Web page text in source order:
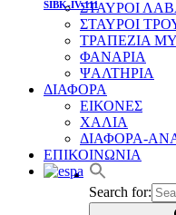
ΣΤΑΥΡΟΙ
ΣΤΑΥΡΟΙ
ΤΡΑΠΕΖΙΑ
ΦΑΝΑΡΙΑ
ΨΑΛΤΗΡΙΑ
ΔΙΑΦΟΡΑ
ΕΙΚΟΝΕΣ
ΧΑΛΙΑ
ΔΙΑΦΟΡΑ-
ΕΠΙΚΟΙΝΩΝΙΑ
Search for:
SIBK-IV-111